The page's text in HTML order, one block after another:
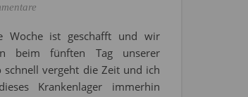
Woche ist geschafft und wir
beim fünften Tag unserer
schnell vergeht die Zeit und ich
Krankenlager immerhin